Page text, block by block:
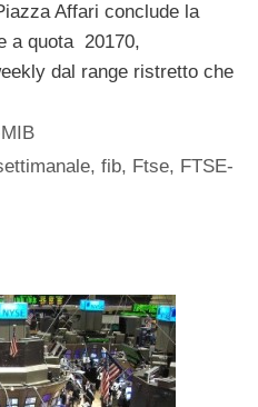
Affari conclude la
a quota 20170,
dal range ristretto che
,fib, Ftse, FTSE-